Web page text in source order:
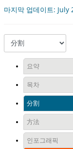
마지막 업데이트:
요약
목차
分割
方法
인포그래픽